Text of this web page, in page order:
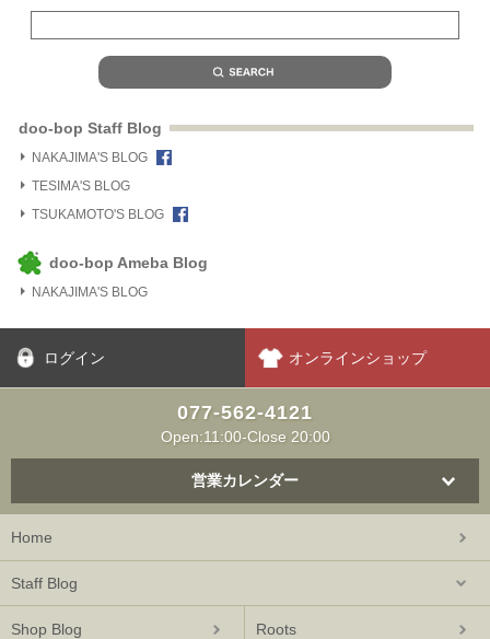
doo-bop Staff Blog
NAKAJIMA'S BLOG
TESIMA'S BLOG
TSUKAMOTO'S BLOG
doo-bop Ameba Blog
NAKAJIMA'S BLOG
ログイン オンラインショップ
077-562-4121
Open:11:00-Close 20:00
営業カレンダー
Home
Staff Blog
Shop Blog Roots